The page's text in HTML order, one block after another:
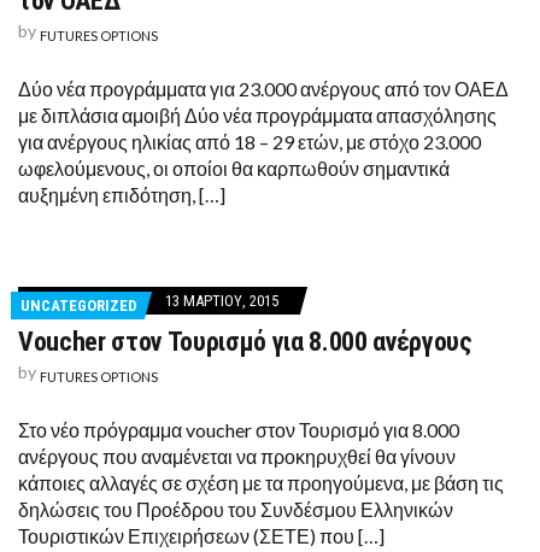
by FUTURES OPTIONS
Δύο νέα προγράμματα για 23.000 ανέργους από τον ΟΑΕΔ
με διπλάσια αμοιβή Δύο νέα προγράμματα απασχόλησης
για ανέργους ηλικίας από 18 – 29 ετών, με στόχο 23.000
ωφελούμενους, οι οποίοι θα καρπωθούν σημαντικά
αυξημένη επιδότηση, […]
UNCATEGORIZED 13 ΜΑΡΤΊΟΥ, 2015
Voucher στον Τουρισμό για 8.000 ανέργους
by FUTURES OPTIONS
Στο νέο πρόγραμμα voucher στον Τουρισμό για 8.000
ανέργους που αναμένεται να προκηρυχθεί θα γίνουν
κάποιες αλλαγές σε σχέση με τα προηγούμενα, με βάση τις
δηλώσεις του Προέδρου του Συνδέσμου Ελληνικών
Τουριστικών Επιχειρήσεων (ΣΕΤΕ) που […]